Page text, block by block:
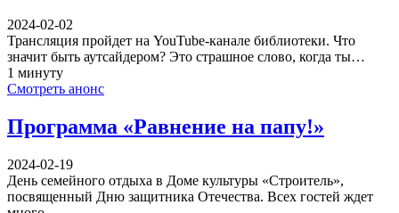
2024-02-02
Трансляция пройдет на YouTube-канале библиотеки. Что
значит быть аутсайдером? Это страшное слово, когда ты…
1 минуту
Смотреть анонс
Программа «Равнение на папу!»
2024-02-19
День семейного отдыха в Доме культуры «Строитель»,
посвященный Дню защитника Отечества. Всех гостей ждет